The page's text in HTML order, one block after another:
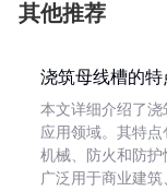
其他推荐
浇筑母线槽的
本文详细介绍了浇
应用领域。其特点
机械、防火和防护
广泛用于商业建